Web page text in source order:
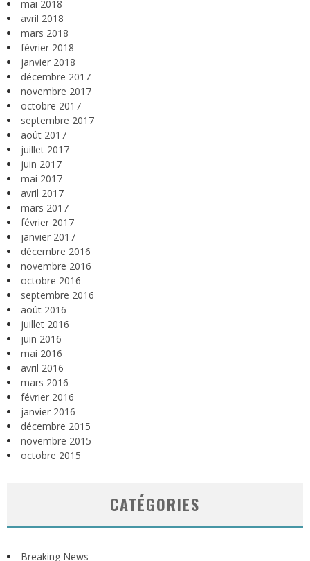
mai 2018
avril 2018
mars 2018
février 2018
janvier 2018
décembre 2017
novembre 2017
octobre 2017
septembre 2017
août 2017
juillet 2017
juin 2017
mai 2017
avril 2017
mars 2017
février 2017
janvier 2017
décembre 2016
novembre 2016
octobre 2016
septembre 2016
août 2016
juillet 2016
juin 2016
mai 2016
avril 2016
mars 2016
février 2016
janvier 2016
décembre 2015
novembre 2015
octobre 2015
CATÉGORIES
Breaking News